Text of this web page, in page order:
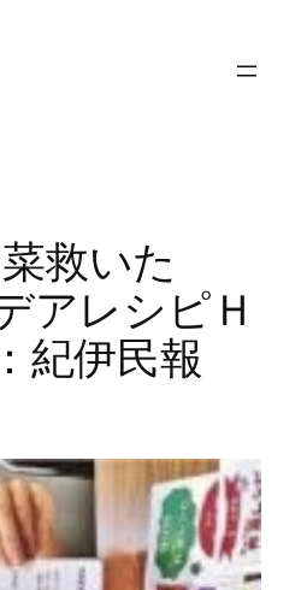
救いた
レシピＨ
紀伊民報